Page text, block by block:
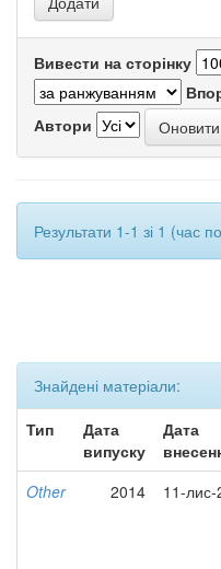
Вивести на сторінку
Автори
Результати 1-1 зі 1 (час
Знайдені матеріали:
Тип
Дата
випуску
Дата
Other 2014 11-